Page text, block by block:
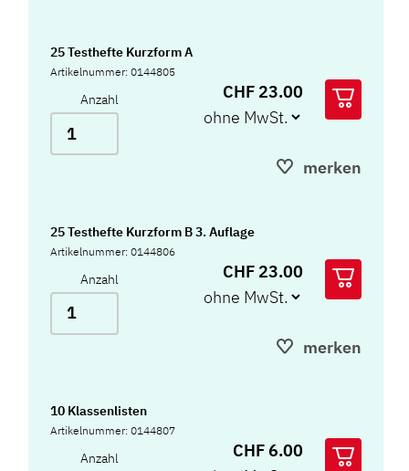
25 Testhefte Kurzform A
Artikelnummer: 0144805
Anzahl CHF 23.00
merken
25 Testhefte Kurzform B 3. Auflage
Artikelnummer: 0144806
Anzahl CHF 23.00
merken
10 Klassenlisten
Artikelnummer: 0144807
Anzahl CHF 6.00